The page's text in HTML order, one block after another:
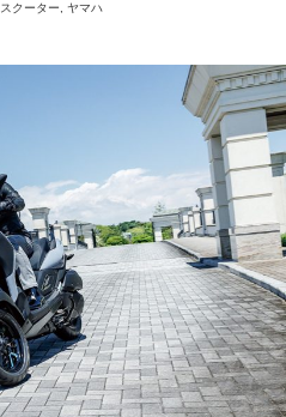
スクーター ヤマハ